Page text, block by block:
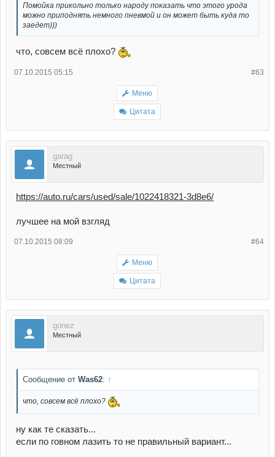
Помойка прикольно только народу показать что этого урода
можно приподнять немного пневмой и он может быть куда то
заедет)))
что, совсем всё плохо?
#63
07.10.2015 05:15
Меню
Цитата
garag
Местный
https://auto.ru/cars/used/sale/1022418321-3d8e6/
лучшее на мой взгляд
#64
07.10.2015 08:09
Меню
Цитата
gonez
Местный
Сообщение от Was62: ↑
что, совсем всё плохо?
ну как те сказать...
если по говном лазить то не правильный вариант...